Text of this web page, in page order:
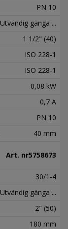
PN 10
Utvändig gänga ...
1 1/2" (40)
ISO 228-1
ISO 228-1
0,08 kW
0,7 A
PN 10
40 mm
Art. nr5758673
30/1-4
Utvändig gänga ...
2" (50)
180 mm